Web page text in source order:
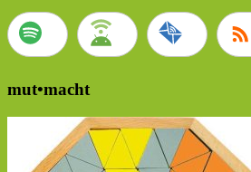
mut•macht